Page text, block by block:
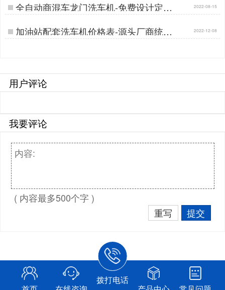
全自动商混车龙门洗车机-免费设计定做
生产[隆茂鑫晟]…
2022-08-15
加油站配套洗车机价格表-源头厂商统一
批发价[隆茂鑫晟]…
2022-12-08
用户评论
我要评论
( 内容最多500个字 )
重写
提交
拨打电话